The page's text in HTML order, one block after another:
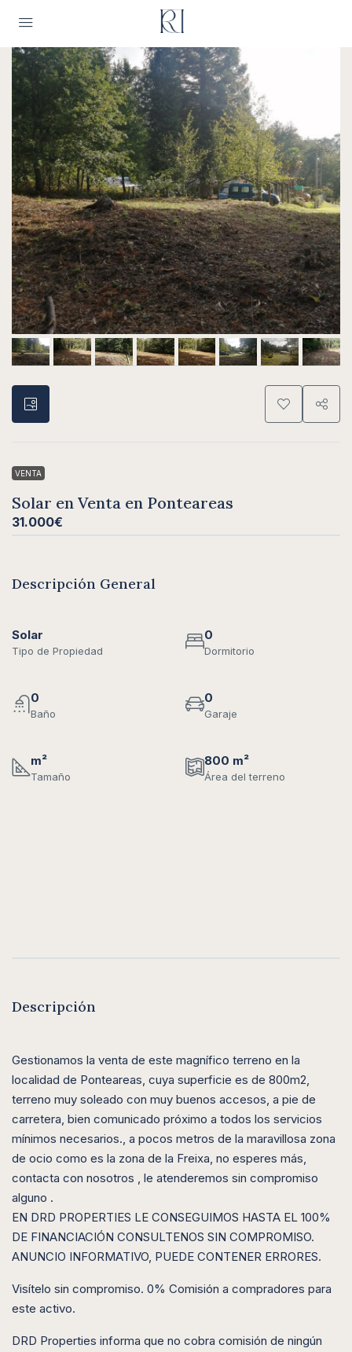
VENTA
Solar en Venta en Ponteareas
31.000€
Descripción General
Solar
Tipo de Propiedad
0
Dormitorio
0
Baño
0
Garaje
m²
Tamaño
800 m²
Área del terreno
Descripción
Gestionamos la venta de este magnífico terreno en la
localidad de Ponteareas, cuya superficie es de 800m2,
terreno muy soleado con muy buenos accesos, a pie de
carretera, bien comunicado próximo a todos los servicios
mínimos necesarios., a pocos metros de la maravillosa zona
de ocio como es la zona de la Freixa, no esperes más,
contacta con nosotros , le atenderemos sin compromiso
alguno .
EN DRD PROPERTIES LE CONSEGUIMOS HASTA EL 100%
DE FINANCIACIÓN CONSULTENOS SIN COMPROMISO.
ANUNCIO INFORMATIVO, PUEDE CONTENER ERRORES.
Visítelo sin compromiso. 0% Comisión a compradores para
este activo.
DRD Properties informa que no cobra comisión de ningún